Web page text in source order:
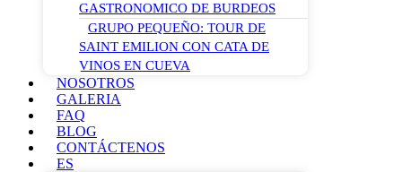
GASTRONOMICO DE BURDEOS
GRUPO PEQUEÑO: TOUR DE
SAINT EMILION CON CATA DE
VINOS EN CUEVA
NOSOTROS
GALERIA
FAQ
BLOG
CONTÁCTENOS
ES